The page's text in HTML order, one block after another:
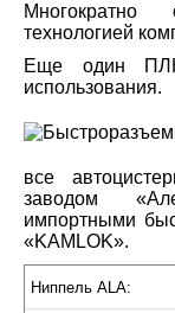
Многократно
технологией
Еще один
использования.
все
заводом
импортными
«KAMLOK».
Ниппель ALA: